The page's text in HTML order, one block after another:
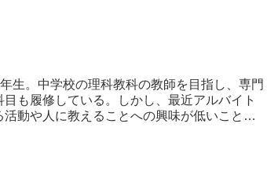
。中学校の理科教科の教師を目指し、専門
も履修している。しかし、最近アルバイト
動や人に教えることへの興味が低いことに